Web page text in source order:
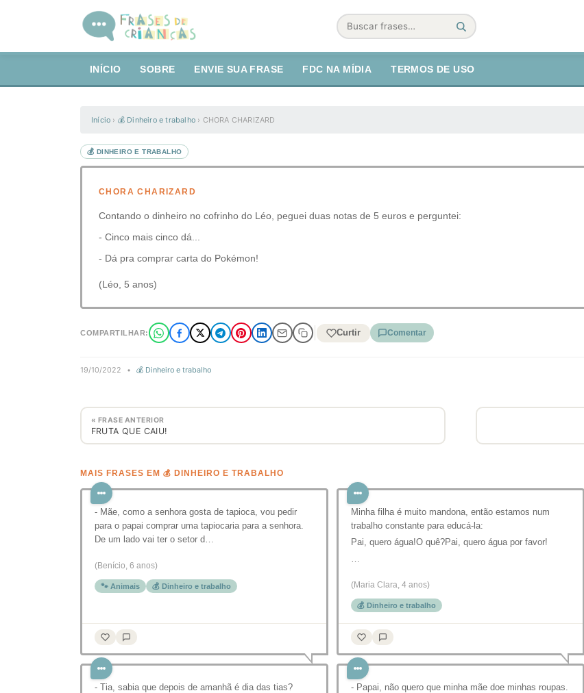
Buscar
INÍCIO SOBRE ENVIE SUA FRASE FDC NA MÍDIA TERMOS DE USO
Início › 💰 Dinheiro e trabalho › CHORA CHARIZARD
💰 DINHEIRO E TRABALHO
CHORA CHARIZARD
Contando o dinheiro no cofrinho do Léo, peguei duas notas de 5 euros e perguntei:
- Cinco mais cinco dá...
- Dá pra comprar carta do Pokémon!
(Léo, 5 anos)
COMPARTILHAR: Curtir Comentar
19/10/2022 • 💰 Dinheiro e trabalho
« FRASE ANTERIOR
FRUTA QUE CAIU!
MAIS FRASES EM 💰 DINHEIRO E TRABALHO
- Mãe, como a senhora gosta de tapioca, vou pedir
para o papai comprar uma tapiocaria para a senhora.
De um lado vai ter o setor d…
(Benício, 6 anos)
🐾 Animais 💰 Dinheiro e trabalho
Minha filha é muito mandona, então estamos num
trabalho constante para educá-la:
Pai, quero água!O quê?Pai, quero água por favor!
…
(Maria Clara, 4 anos)
💰 Dinheiro e trabalho
- Tia, sabia que depois de amanhã é dia das tias?
- Papai, não quero que minha mãe doe minhas roupas.